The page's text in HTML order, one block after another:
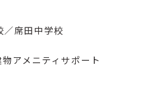
／席田中学校
アメニティサポート